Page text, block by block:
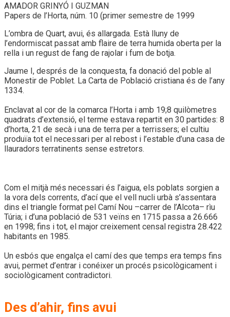
AMADOR GRINYÓ I GUZMAN
Papers de l’Horta, núm. 10 (primer semestre de 1999
L’ombra de Quart, avui, és allargada. Està lluny de
l’endormiscat passat amb flaire de terra humida oberta per la
rella i un regust de fang de rajolar i fum de botja.
Jaume I, després de la conquesta, fa donació del poble al
Monestir de Poblet. La Carta de Població cristiana és de l’any
1334.
Enclavat al cor de la comarca l’Horta i amb 19;8 quilòmetres
quadrats d’extensió, el terme estava repartit en 30 partides: 8
d’horta, 21 de secà i una de terra per a terrissers; el cultiu
produïa tot el necessari per al rebost i l’estable d’una casa de
llauradors terratinents sense estretors.
Com el mitjà més necessari és l’aigua, els poblats sorgien a
la vora dels corrents, d’ací que el vell nucli urbà s’assentara
dins el triangle format pel Camí Nou –carrer de l’Alcota– rìu
Túria; i d’una població de 531 veïns en 1715 passa a 26.666
en 1998; fins i tot, el major creixement censal registra 28.422
habitants en 1985.
Un esbós que engalça el camí des que temps era temps fins
avui, permet d’entrar i conéixer un procés psicològicament i
sociològicament contradictori.
Des d’ahir, fins avui